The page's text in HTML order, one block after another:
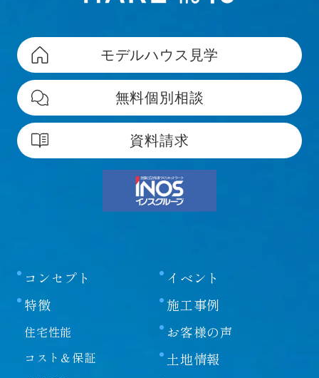
モデルハウス見学
無料個別相談
資料請求
コンセプト
特徴
住宅性能
コスト＆保証
イベント
施工事例
お客様の声
土地情報